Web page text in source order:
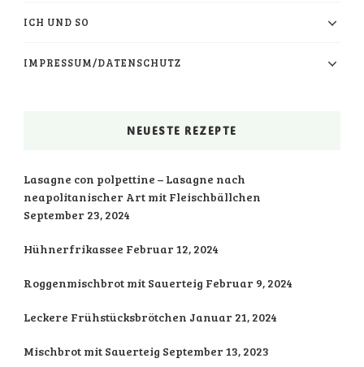
ICH UND SO
IMPRESSUM/DATENSCHUTZ
NEUESTE REZEPTE
Lasagne con polpettine – Lasagne nach
neapolitanischer Art mit Fleischbällchen
September 23, 2024
Hühnerfrikassee Februar 12, 2024
Roggenmischbrot mit Sauerteig Februar 9, 2024
Leckere Frühstücksbrötchen Januar 21, 2024
Mischbrot mit Sauerteig September 13, 2023